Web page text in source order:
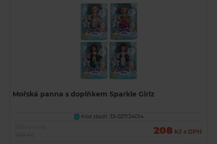
Mořská panna s doplňkem Sparkle Girlz
U Kód zboží: 33-027/24014
208 Kč s DPH